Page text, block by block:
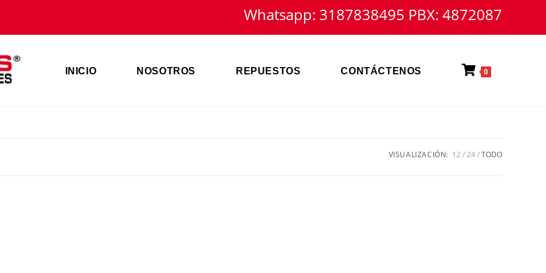
Whatsapp: 3187838495 PBX: 4872087
INICIO NOSOTROS REPUESTOS CONTÁCTENOS 0
VISUALIZACIÓN: 12 24 TODO